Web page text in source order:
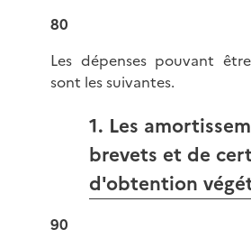
80
Les dépenses pouvant
sont les suivantes.
1. Les
brevets et de
d'obtention
90